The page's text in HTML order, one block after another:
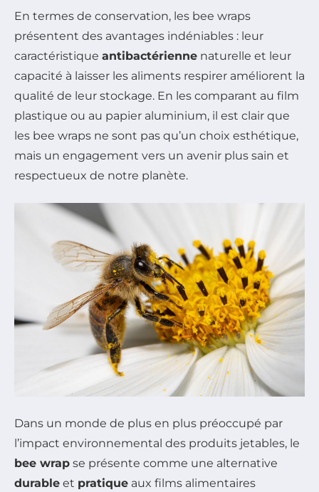
En termes de conservation, les bee wraps
présentent des avantages indéniables : leur
caractéristique antibactérienne naturelle et leur
capacité à laisser les aliments respirer améliorent la
qualité de leur stockage. En les comparant au film
plastique ou au papier aluminium, il est clair que
les bee wraps ne sont pas qu’un choix esthétique,
mais un engagement vers un avenir plus sain et
respectueux de notre planète.
Dans un monde de plus en plus préoccupé par
l’impact environnemental des produits jetables, le
bee wrap se présente comme une alternative
durable et pratique aux films alimentaires